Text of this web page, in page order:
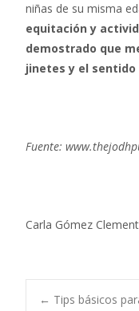
niñas de su misma
equitación y
demostrado que
jinetes y el sentido
Fuente:
Carla Gómez
← Tips básicos